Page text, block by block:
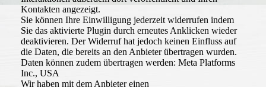
Kontakten angezeigt.
Sie können Ihre Einwilligung jederzeit widerrufen indem
Sie das aktivierte Plugin durch erneutes Anklicken wieder
deaktivieren. Der Widerruf hat jedoch keinen Einfluss auf
die Daten, die bereits an den Anbieter übertragen wurden.
Daten können zudem übertragen werden: Meta Platforms
Inc., USA
Wir haben mit dem Anbieter einen